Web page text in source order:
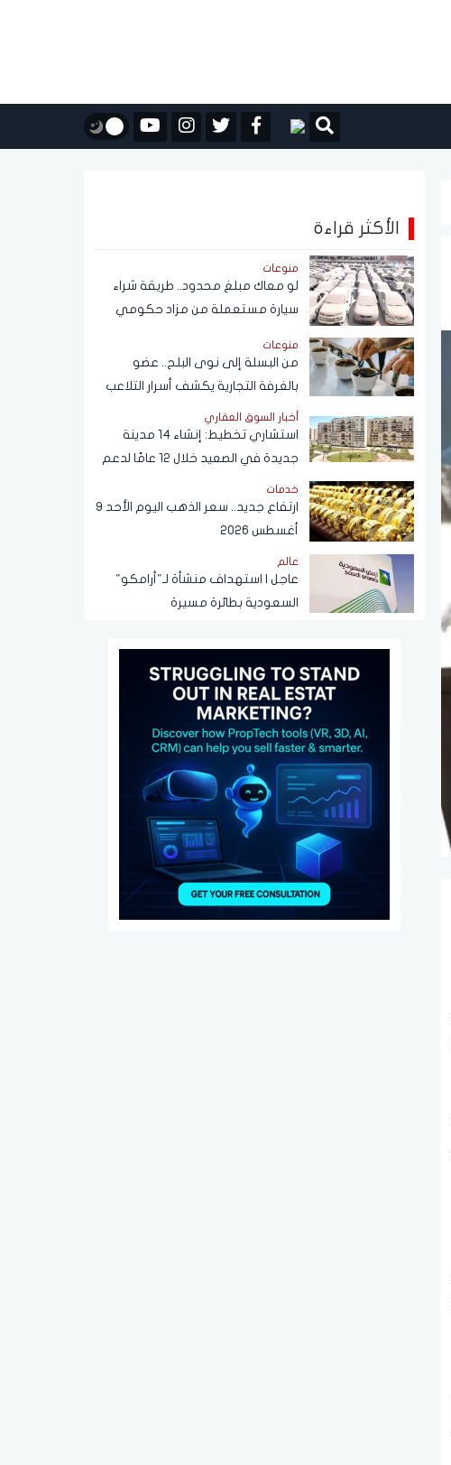
الأكثر قراءة
منوعات
لو معاك مبلغ محدود.. طريقة شراء
سيارة مستعملة من مزاد حكومي
منوعات
من البسلة إلى نوى البلح.. عضو
بالغرفة التجارية يكشف أسرار التلاعب
في القهوة
أخبار السوق العقاري
استشاري تخطيط: إنشاء 14 مدينة
جديدة في الصعيد خلال 12 عامًا لدعم
خدمات
ارتفاع جديد.. سعر الذهب اليوم الأحد 9
أغسطس 2026
عالم
عاجل | استهداف منشأة لـ"أرامكو"
السعودية بطائرة مسيرة